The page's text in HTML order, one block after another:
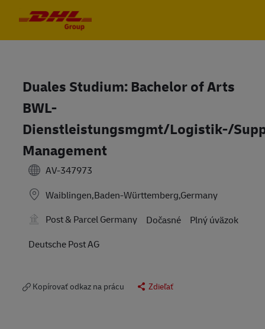
Duales Studium: Bachelor of Arts
BWL-
Dienstleistungsmgmt/Logistik-/
Management
AV-347973
Waiblingen,Baden-Württemberg,Germany
Post & Parcel Germany
Dočasné
Plný úväzok
Deutsche Post AG
Kopírovať odkaz na prácu Zdieľať